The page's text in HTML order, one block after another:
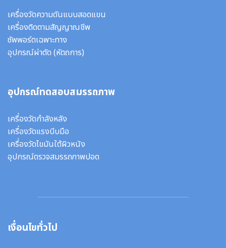
เครื่องวัดความดันแบบสอดแขน
เครื่องติดตามสัญญาณชีพ
ซัพพอร์ตเฉพาะทาง
อุปกรณ์ผ่าตัด (หัตถการ)
อุปกรณ์ทดสอบสมรรถภาพ
เครื่องวัดกำลังหลัง
เครื่องวัดแรงบีบมือ
เครื่องวัดไขมันใต้ผิวหนัง
อุปกรณ์ตรวจสมรรถภาพปอด
เงื่อนไขทั่วไป